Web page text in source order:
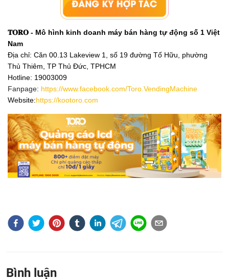
𝐓𝐎𝐑𝐎 - Mô hình kinh doanh máy bán hàng tự động số 1 Việt
Nam
Địa chỉ: Căn 00.13 Lakeview 1, số 19 đường Tố Hữu, phường
Thủ Thiêm, TP Thủ Đức, TPHCM
Hotline: 19003009
Fanpage: https://www.facebook.com/Toro.VendingMachine
Website:https://kootoro.com
Bình luận